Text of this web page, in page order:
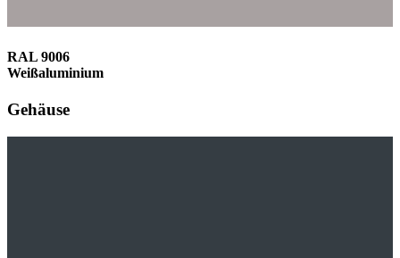
RAL 9006
Weißaluminium
Gehäuse